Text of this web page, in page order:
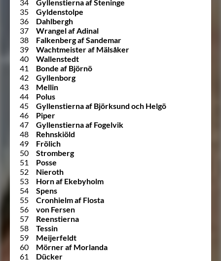
34
Gyllenstierna af Steninge
35
Gyldenstolpe
36
Dahlbergh
37
Wrangel af Adinal
38
Falkenberg af Sandemar
39
Wachtmeister af Mälsåker
40
Wallenstedt
41
Bonde af Björnö
42
Gyllenborg
43
Mellin
44
Polus
45
Gyllenstierna af Björksund och Helgö
46
Piper
47
Gyllenstierna af Fogelvik
48
Rehnskiöld
49
Frölich
50
Stromberg
51
Posse
52
Nieroth
53
Horn af Ekebyholm
54
Spens
55
Cronhielm af Flosta
56
von Fersen
57
Reenstierna
58
Tessin
59
Meijerfeldt
60
Mörner af Morlanda
61
Dücker